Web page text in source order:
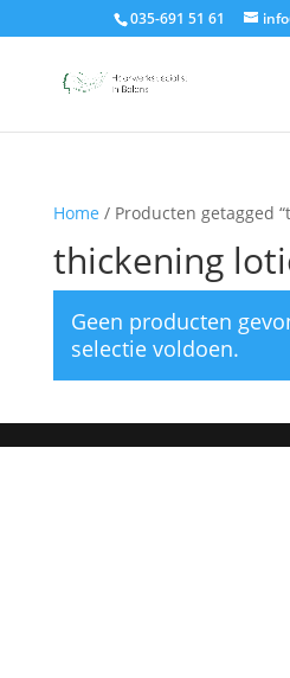
035-691 51 61
Home / Producten getagged
thickening
Geen producten
selectie voldoen.